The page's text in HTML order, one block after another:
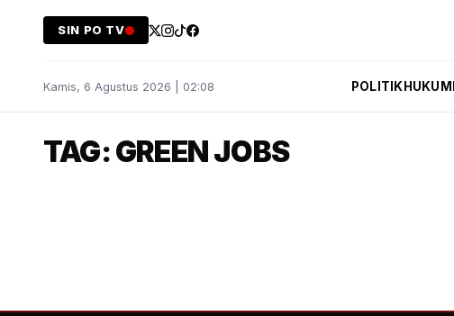
SIN PO TV
Kamis, 6 Agustus 2026 | 02:08 POLITIK HUKUM
TAG: GREEN JOBS